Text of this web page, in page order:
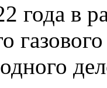
года в